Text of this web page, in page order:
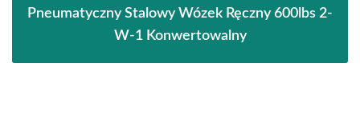
Pneumatyczny Stalowy Wózek Ręczny 600lbs 2-
W-1 Konwertowalny